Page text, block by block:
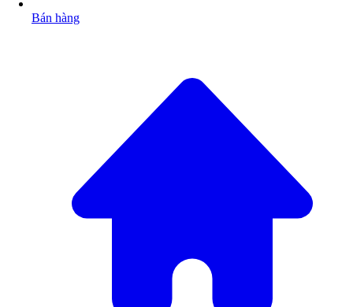
Bán hàng